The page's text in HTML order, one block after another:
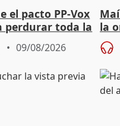
el pacto PP-Vox
perdurar toda la
09/08/2026
la